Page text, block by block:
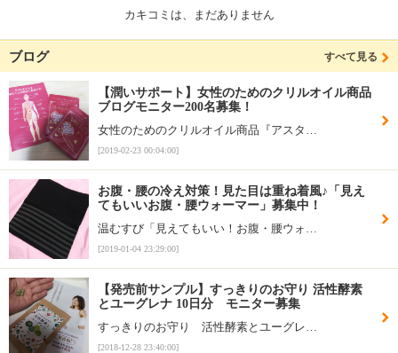
カキコミは、まだありません
ブログ すべて見る
【潤いサポート】女性のためのクリルオイル商品
ブログモニター200名募集！
女性のためのクリルオイル商品『アスタ…
[2019-02-23 00:04:00]
お腹・腰の冷え対策！見た目は重ね着風♪「見え
てもいいお腹・腰ウォーマー」募集中！
温むすび「見えてもいい！お腹・腰ウォ…
[2019-01-04 23:29:00]
【発売前サンプル】すっきりのお守り 活性酵素
とユーグレナ 10日分 モニター募集
すっきりのお守り 活性酵素とユーグレ…
[2018-12-28 23:40:00]